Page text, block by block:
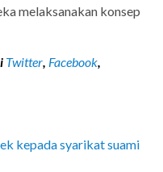
melaksanakan konsep
Twitter, Facebook,
kepada syarikat suami